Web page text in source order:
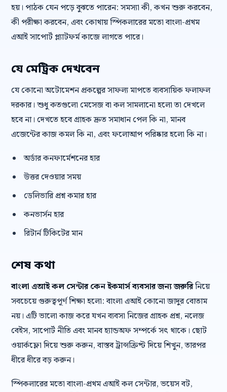
হয়। পাঠক যেন পড়ে বুঝতে পারেন: সমস্যা কী, কখন শুরু করবেন,
কী পরীক্ষা করবেন, এবং কোথায় স্পিকলারের মতো বাংলা-প্রথম
এআই সাপোর্ট প্ল্যাটফর্ম কাজে লাগতে পারে।
যে মেট্রিক দেখবেন
যে কোনো অটোমেশন প্রকল্পের সাফল্য মাপতে ব্যবসায়িক ফলাফল
দরকার। শুধু কতগুলো মেসেজ বা কল সামলানো হলো তা দেখলে
হবে না। দেখতে হবে গ্রাহক দ্রুত সমাধান পেল কি না, মানব
এজেন্টের কাজ কমল কি না, এবং ফলোআপ পরিষ্কার হলো কি না।
অর্ডার কনফার্মেশনের হার
উত্তর দেওয়ার সময়
ডেলিভারি প্রশ্ন কমার হার
কনভার্সন হার
রিটার্ন টিকিটের মান
শেষ কথা
বাংলা এআই কল সেন্টার কেন ইকমার্স ব্যবসার জন্য জরুরিনিয়ে
সবচেয়ে গুরুত্বপূর্ণ শিক্ষা হলো: বাংলা এআই কোনো জাদুর বোতাম
নয়। এটি ভালো কাজ করে যখন ব্যবসা নিজের গ্রাহক প্রশ্ন, নলেজ
বেইস, সাপোর্ট নীতি এবং মানব হ্যান্ডঅফ সম্পর্কে সৎ থাকে। ছোট
ওয়ার্কফ্লো দিয়ে শুরু করুন, বাস্তব ট্রান্সক্রিপ্ট দিয়ে শিখুন, তারপর
ধীরে ধীরে বড় করুন।
স্পিকলারের মতো বাংলা-প্রথম এআই কল সেন্টার, ভয়েস বট,